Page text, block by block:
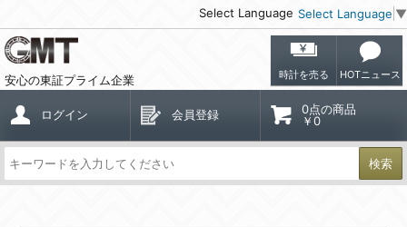
Select Language Select Language ▼
安心の東証プライム企業 時計を売る HOTニュース
ログイン 会員登録
0点の商品
￥0
検索